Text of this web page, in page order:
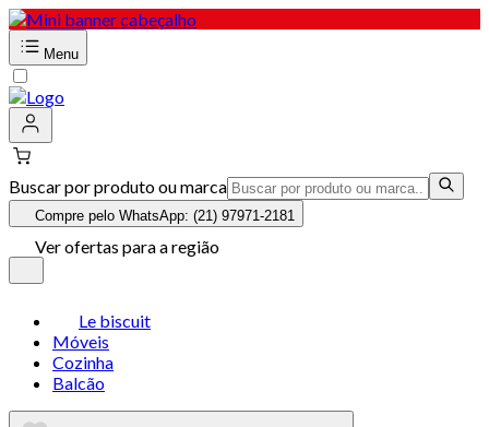
Menu
Buscar por produto ou marca
Compre pelo WhatsApp: (21) 97971-2181
Ver ofertas para a região
Le biscuit
Móveis
Cozinha
Balcão